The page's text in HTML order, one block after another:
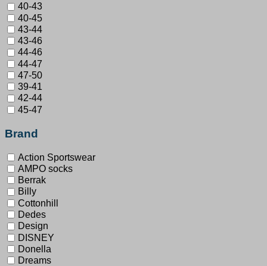
40-43
40-45
43-44
43-46
44-46
44-47
47-50
39-41
42-44
45-47
Brand
Action Sportswear
AMPO socks
Berrak
Billy
Cottonhill
Dedes
Design
DISNEY
Donella
Dreams